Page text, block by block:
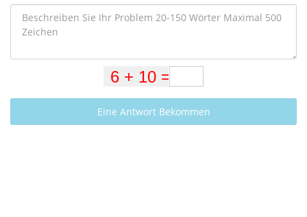
Eine Antwort Bekommen